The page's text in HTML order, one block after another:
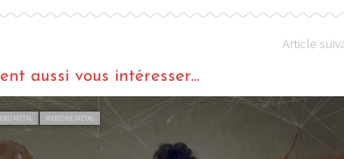
Article
aussi vous intéresser...
ROCK WEBZINE ROCK